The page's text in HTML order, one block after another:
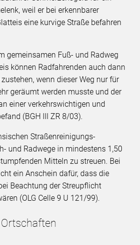
weil er bei erkennbarer
eine kurvige Straße befahren
gemeinsamen Fuß- und Radweg
können Radfahrenden auch dann
wenn dieser Weg nur für
geräumt werden musste und der
einer verkehrswichtigen und
(BGH III ZR 8/03).
Straßenreinigungs-
und Radwege in mindestens 1,50
Mitteln zu streuen. Bei
ein Anschein dafür, dass die
Beachtung der Streupflicht
(OLG Celle 9 U 121/99).